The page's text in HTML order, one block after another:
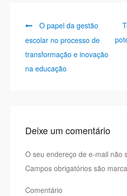
Navegação
de
Post
Previous
post:
O papel da gestão
escolar no processo de
transformação e inovação
na educação
Deixe um comentário
O seu endereço de e-mail não
Campos obrigatórios são
Comentário